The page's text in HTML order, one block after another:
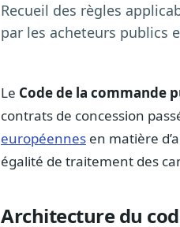
Recueil des règles
par les acheteurs publics
Le Code de la commande
contrats de concession
européennes en matière
égalité de traitement des
Architecture du